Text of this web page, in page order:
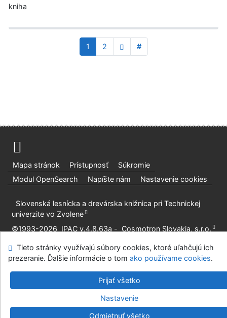
kniha
1 2 #
Mapa stránok Prístupnosť
Súkromie
Modul OpenSearch
Napíšte nám Nastavenie cookies
Slovenská lesnícka a drevárska knižnica pri Technickej
univerzite vo Zvolene
©1993-2026 IPAC v.4.8.63a - Cosmotron Slovakia, s.r.o.
Tieto stránky využívajú súbory cookies, ktoré uľahčujú ich
prezeranie. Ďalšie informácie o tom ako používame cookies.
Prijať všetko
Nastavenie
Odmietnuť všetko